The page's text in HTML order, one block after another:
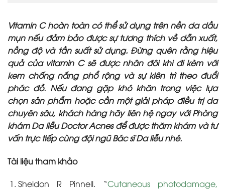
Vitamin C hoàn toàn có thể sử dụng trên nền da dầu
mụn nếu đảm bảo được sự tương thích về dẫn xuất,
nồng độ và tần suất sử dụng. Đừng quên rằng hiệu
quả của vitamin C sẽ được nhân đôi khi đi kèm với
kem chống nắng phổ rộng và sự kiên trì theo đuổi
phác đồ. Nếu đang gặp khó khăn trong việc lựa
chọn sản phẩm hoặc cần một giải pháp điều trị da
chuyên sâu, khách hàng hãy liên hệ ngay với Phòng
khám Da liễu Doctor Acnes để được thăm khám và tư
vấn trực tiếp cùng đội ngũ Bác sĩ Da liễu nhé.
Tài liệu tham khảo
Sheldon R Pinnell. “Cutaneous photodamage,